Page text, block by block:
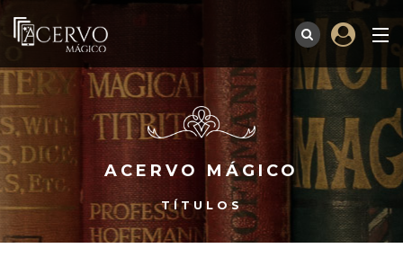
ACERVO MÁGICO
TÍTULOS